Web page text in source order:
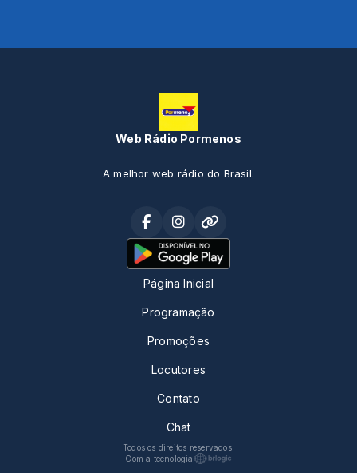
Web Rádio Pormenos
A melhor web rádio do Brasil.
Página Inicial
Programação
Promoções
Locutores
Contato
Chat
Todos os direitos reservados.
Com a tecnologia